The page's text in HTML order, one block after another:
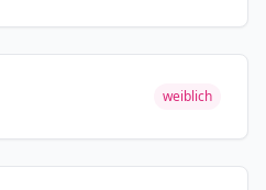
weiblich